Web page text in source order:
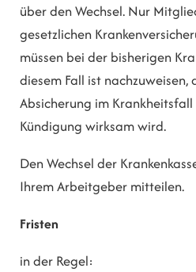
über den Wechsel. Nur
gesetzlichen
müssen bei der bisherigen
diesem Fall ist
Absicherung im
Kündigung wirksam wird.
Den Wechsel der
Ihrem Arbeitgeber mitteilen.
Fristen
in der Regel: